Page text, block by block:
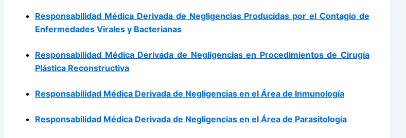
Responsabilidad Médica Derivada de Negligencias Producidas por el Contagio de
Enfermedades Virales y Bacterianas
Responsabilidad Médica Derivada de Negligencias en Procedimientos de Cirugía
Plástica Reconstructiva
Responsabilidad Médica Derivada de Negligencias en el Área de Inmunología
Responsabilidad Médica Derivada de Negligencias en el Área de Parasitología